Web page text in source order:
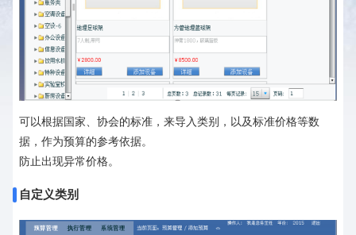
可以根据国家、协会的标准，来导入类别，以及标准价格等数
据，作为预算的参考依据。
防止出现异常价格。
自定义类别